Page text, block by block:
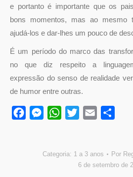
e portanto é importante que os
bons momentos, mas ao mesmo
ajudá-los e dar-lhes um pouco de
É um período do marco das
no que diz respeito a
expressão do senso de realidade
de humor entre outras.
FacebookMessengerWhatsApp
Twitter Email
Categoria: 1 a 3 anos Por
6 de setembro de